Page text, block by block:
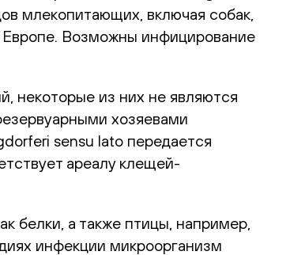
млекопитающих, включая собак,
Возможны инфицирование
некоторые из них не являются
хозяевами
sensu lato передается
ареалу клещей-
белки, а также птицы, например,
инфекции микроорганизм